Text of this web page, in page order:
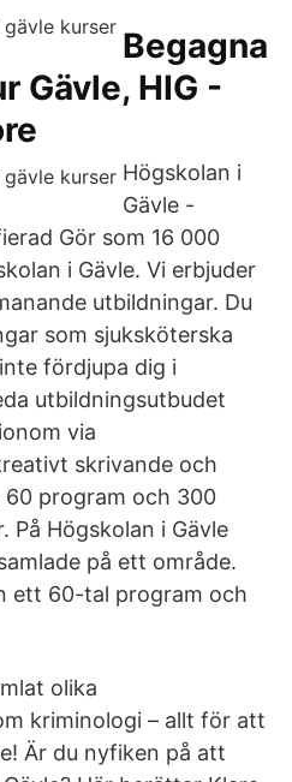
Begagna
Gävle, HIG -
Högskolan i
Gävle -
Gör som 16 000
i Gävle. Vi erbjuder
utbildningar. Du
som sjuksköterska
fördjupa dig i
utbildningsutbudet
via
skrivande och
program och 300
På Högskolan i Gävle
på ett område.
ett 60-tal program och
olika
kriminologi – allt för att
Är du nyfiken på att